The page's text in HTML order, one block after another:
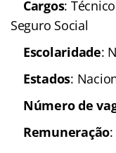
Cargos:
Seguro Social
Escolaridade:
Estados:
Número de
Remuneração